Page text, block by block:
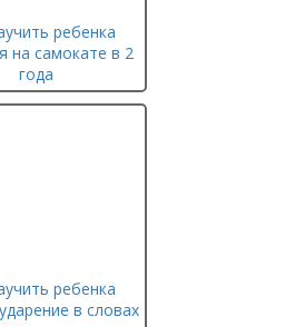
ребенка
на самокате в 2
года
ребенка
в словах